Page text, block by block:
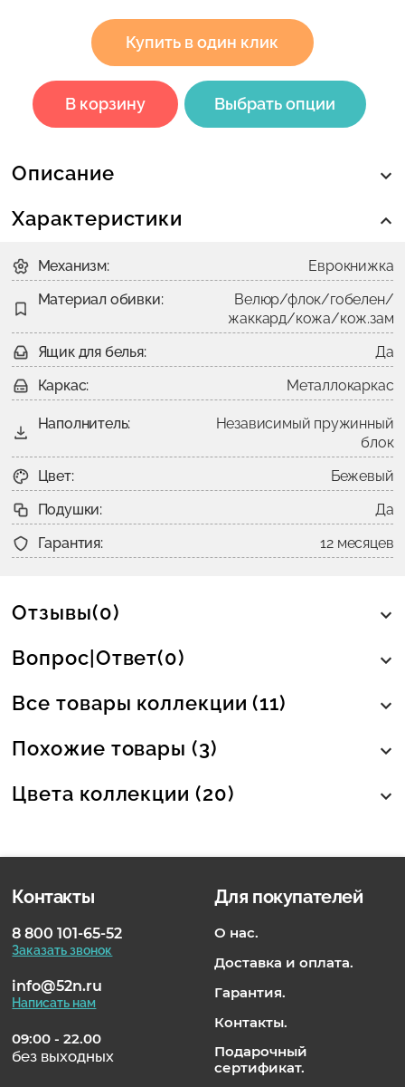
Купить в один клик
В корзину Выбрать опции
Описание
Характеристики
Механизм:
Еврокнижка
Материал обивки:
Велюр/флок/гобелен/
жаккард/кожа/кож.зам
Ящик для белья:
Да
Каркас:
Металлокаркас
Наполнитель:
Независимый пружинный
блок
Цвет:
Бежевый
Подушки:
Да
Гарантия:
12 месяцев
Отзывы(0)
Вопрос|Ответ(0)
Все товары коллекции (11)
Похожие товары (3)
Цвета коллекции (20)
Контакты
8 800 101-65-52
Заказать звонок
info@52n.ru
Написать нам
09:00 - 22.00
без выходных
Для покупателей
О нас.
Доставка и оплата.
Гарантия.
Контакты.
Подарочный
сертификат.